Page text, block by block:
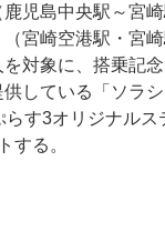
児島中央駅～宮
宮崎空港駅・宮
対象に、搭乗記
している「ソラ
らす3オリジナル
する。